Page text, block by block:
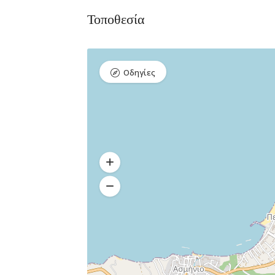
Τοποθεσία
Οδηγίες